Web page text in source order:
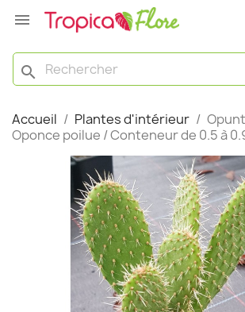

search
Accueil Plantes d'intérieur
Oponce poilue / Conteneur de 0.5 à